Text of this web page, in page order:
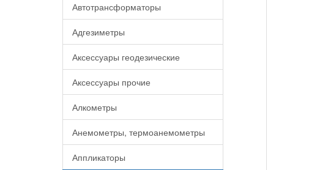
Автотрансформаторы
Адгезиметры
Аксессуары геодезические
Аксессуары прочие
Алкометры
Анемометры, термоанемометры
Аппликаторы